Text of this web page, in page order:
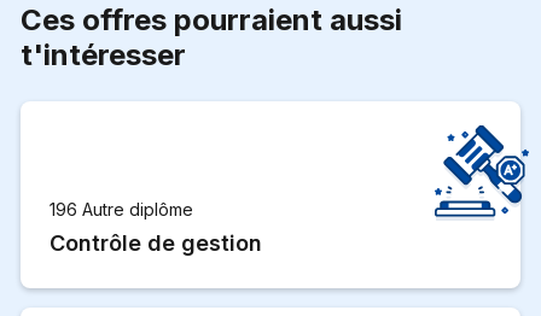
Ces offres pourraient aussi
t'intéresser
196 Autre diplôme
Contrôle de gestion